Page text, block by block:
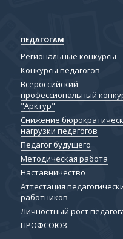
ПЕДАГОГАМ
Региональные конкурсы
Конкурсы педагогов
Всероссийский
профессиональный
"Арктур"
Снижение
нагрузки педагогов
Педагог будущего
Методическая работа
Наставничество
Аттестация
работников
Личностный рост
ПРОФСОЮЗ